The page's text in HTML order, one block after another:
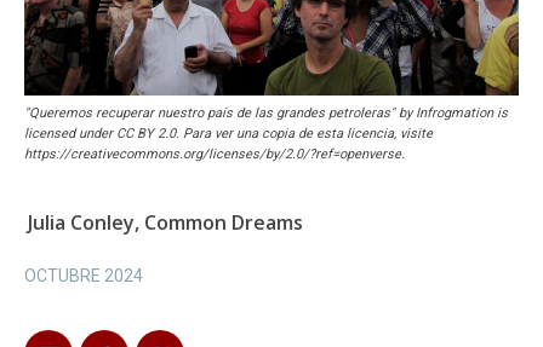
"Queremos recuperar nuestro país de las grandes petroleras" by Infrogmation is
licensed under CC BY 2.0. Para ver una copia de esta licencia, visite
https://creativecommons.org/licenses/by/2.0/?ref=openverse.
Julia Conley, Common Dreams
OCTUBRE 2024